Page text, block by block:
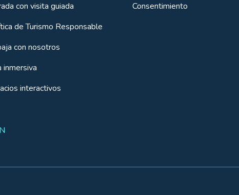
con visita guiada
de Turismo Responsable
con nosotros
inmersiva
interactivos
Consentimiento